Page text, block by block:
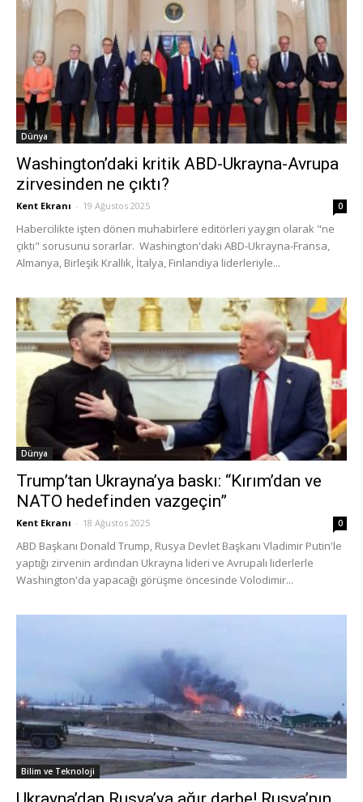
Dünya
Washington’daki kritik ABD-Ukrayna-Avrupa
zirvesinden ne çıktı?
Kent Ekranı - 19 Ağustos 2025 0
Habercilikte işten dönen muhabirlere editörleri yaygın olarak "ne
çıktı" sorusunu sorarlar. Washington'daki ABD-Ukrayna-Fransa,
Almanya, Birleşik Krallık, İtalya, Finlandiya liderleriyle...
Dünya
Trump’tan Ukrayna’ya baskı: “Kırım’dan ve
NATO hedefinden vazgeçin”
Kent Ekranı - 18 Ağustos 2025 0
ABD Başkanı Donald Trump, Rusya Devlet Başkanı Vladimir Putin'le
yaptığı zirvenin ardından Ukrayna lideri ve Avrupalı liderlerle
Washington'da yapacağı görüşme öncesinde Volodimir...
Bilim ve Teknoloji